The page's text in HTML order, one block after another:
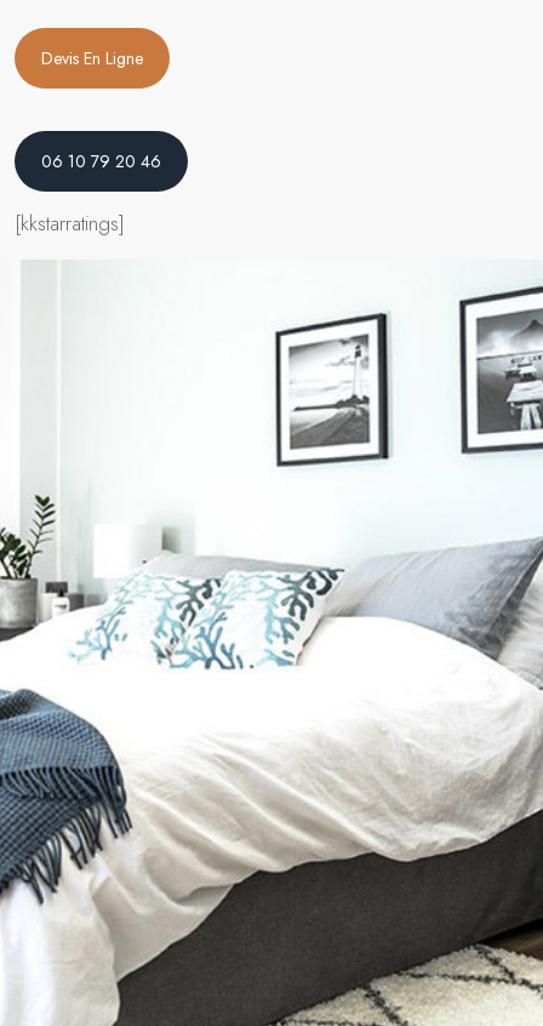
Devis En Ligne
06 10 79 20 46
[kkstarratings]